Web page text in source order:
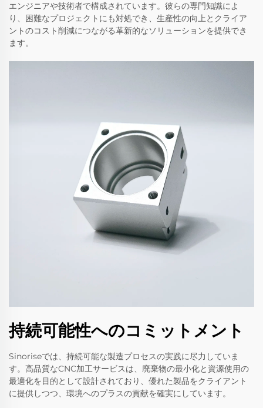
エンジニアや技術者で構成されています。彼らの専門知識によ
り、困難なプロジェクトにも対処でき、生産性の向上とクライア
ントのコスト削減につながる革新的なソリューションを提供でき
ます。
持続可能性へのコミットメント
Sinoriseでは、持続可能な製造プロセスの実践に尽力していま
す。高品質なCNC加工サービスは、廃棄物の最小化と資源使用の
最適化を目的として設計されており、優れた製品をクライアント
に提供しつつ、環境へのプラスの貢献を確実にしています。